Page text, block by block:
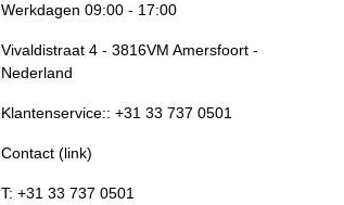
Werkdagen 09:00 - 17:00
Vivaldistraat 4 - 3816VM Amersfoort -
Nederland
Klantenservice:: +31 33 737 0501
Contact (link)
T: +31 33 737 0501